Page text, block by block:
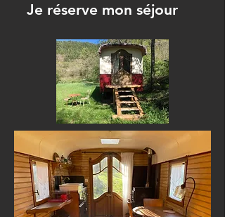
Je réserve mon séjour